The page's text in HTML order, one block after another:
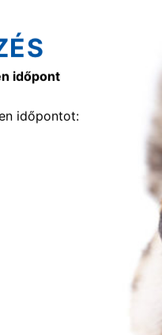
időpont
időpontot: